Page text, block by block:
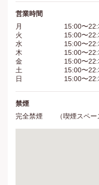
営業時間
月
15:00〜
火
15:00〜
水
15:00〜
木
15:00〜
金
15:00〜
土
15:00〜
日
15:00〜
禁煙